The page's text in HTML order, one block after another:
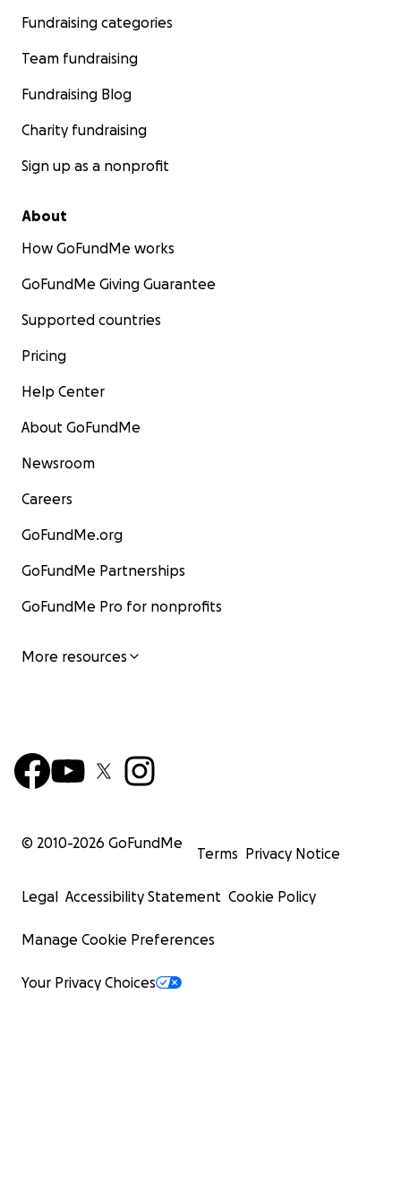
Fundraising categories
Team fundraising
Fundraising Blog
Charity fundraising
Sign up as a nonprofit
About
How GoFundMe works
GoFundMe Giving Guarantee
Supported countries
Pricing
Help Center
About GoFundMe
Newsroom
Careers
GoFundMe.org
GoFundMe Partnerships
GoFundMe Pro for nonprofits
More resources
© 2010-2026 GoFundMe
Terms Privacy Notice
Legal Accessibility Statement Cookie Policy
Manage Cookie Preferences
Your Privacy Choices